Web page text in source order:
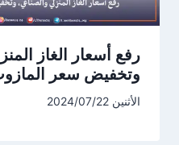
رفع أسعار الغاز
وتخفيض سعر
الأثنين 2024/07/22